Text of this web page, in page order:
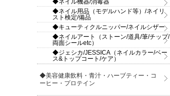
◆ネイル機器/消毒器
◆ネイル用品（モデルハンド等）/ネイリ
スト検定/備品
◆キューティクルニッパー/ネイルシザー
◆ネイルアート（ストーン/道具/筆/チップ/
両面シールetc）
◆ジェシカ/JESSICA（ネイルカラー/ベー
ス&トップコート/ケア）
◆美容健康飲料・青汁・ハーブティー・コ
ーヒー・プロテイン